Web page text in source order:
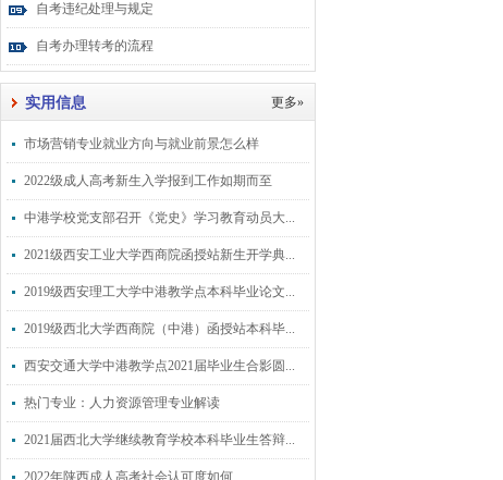
自考违纪处理与规定
自考办理转考的流程
实用信息 更多»
市场营销专业就业方向与就业前景怎么样
2022级成人高考新生入学报到工作如期而至
中港学校党支部召开《党史》学习教育动员大...
2021级西安工业大学西商院函授站新生开学典...
2019级西安理工大学中港教学点本科毕业论文...
2019级西北大学西商院（中港）函授站本科毕...
西安交通大学中港教学点2021届毕业生合影圆...
热门专业：人力资源管理专业解读
2021届西北大学继续教育学校本科毕业生答辩...
2022年陕西成人高考社会认可度如何